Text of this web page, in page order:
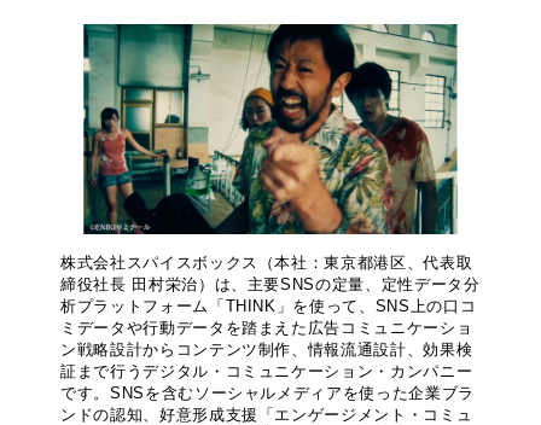
株式会社スパイスボックス（本社：東京都港区、代表取
締役社長 田村栄治）は、主要SNSの定量、定性データ分
析プラットフォーム「THINK」を使って、SNS上の口コ
ミデータや行動データを踏まえた広告コミュニケーショ
ン戦略設計からコンテンツ制作、情報流通設計、効果検
証まで行うデジタル・コミュニケーション・カンパニー
です。SNSを含むソーシャルメディアを使った企業ブラ
ンドの認知、好意形成支援「エンゲージメント・コミュ